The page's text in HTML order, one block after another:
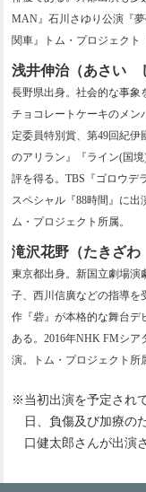
MAN』石川さゆり公演『
関車』トム・プロジェクト
浅井伸治（あさい
長野県出身。社会的な事象
チョコレートケーキのメン
定委員特別賞、第49回紀
のアリラン』『ライン(国
評を得る。TBS『ゴロウデ
スペシャル『88時間』に
ム・プロジェクト所属。
滝沢花野（たきざ
東京都出身。新国立劇場演
子、西川信廣などの指導を
作『砦』が本格的な舞台デ
ある。2016年NHK FMシア
演。トム・プロジェクト所
※当初出演を予定され
日、負傷及び加療の
口健太郎さんが出演